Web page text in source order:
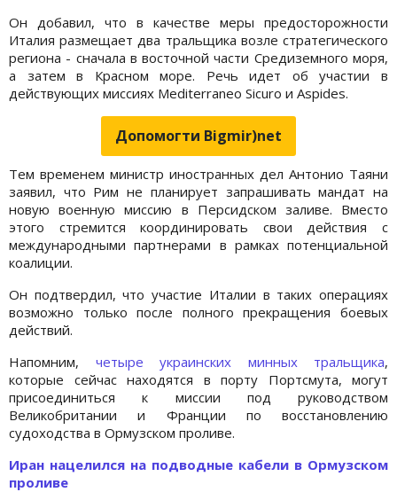
Он добавил, что в качестве меры предосторожности
Италия размещает два тральщика возле стратегического
региона - сначала в восточной части Средиземного моря,
а затем в Красном море. Речь идет об участии в
действующих миссиях Mediterraneo Sicuro и Aspides.
Допомогти Bigmir)net
Тем временем министр иностранных дел Антонио Таяни
заявил, что Рим не планирует запрашивать мандат на
новую военную миссию в Персидском заливе. Вместо
этого стремится координировать свои действия с
международными партнерами в рамках потенциальной
коалиции.
Он подтвердил, что участие Италии в таких операциях
возможно только после полного прекращения боевых
действий.
Напомним, четыре украинских минных тральщика,
которые сейчас находятся в порту Портсмута, могут
присоединиться к миссии под руководством
Великобритании и Франции по восстановлению
судоходства в Ормузском проливе.
Иран нацелился на подводные кабели в Ормузском
проливе